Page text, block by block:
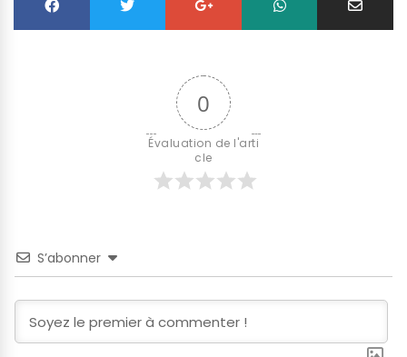
0
Évaluation de l'arti
cle
S’abonner